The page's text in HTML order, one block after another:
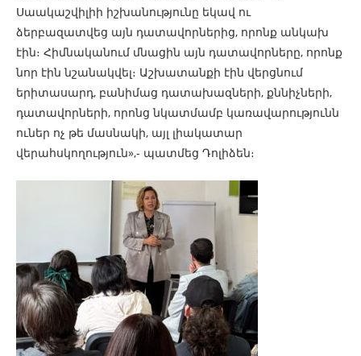
Սաակաշվիլիի իշխանությունը եկավ ու
ձերբազատվեց այն դատավորներից, որոնք անկախ
էին։ Հիմնականում մնացին այն դատավորները, որոնք
նոր էին նշանակվել։ Աշխատանքի էին վերցնում
երիտասարդ, բանիմաց դատախազների, քննիչների,
դատավորների, որոնց նկատմամբ կառավարությունն
ուներ ոչ թե մասնակի, այլ լիակատար
վերահսկողություն»,- պատմեց Դոլիձեն։